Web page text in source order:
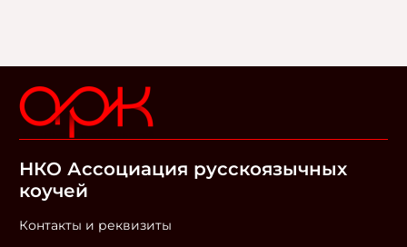
НКО Ассоциация русскоязычных
коучей
Контакты и реквизиты